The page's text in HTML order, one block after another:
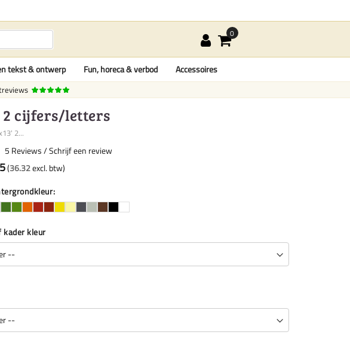
tekst & ontwerp Fun, horeca & verbod Accessoires
2 cijfers/letters
2...
5 Reviews Schrijf een review
36.32
kleur